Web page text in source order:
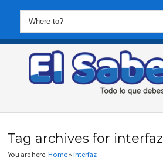
Tag archives for interfaz
You are here:Home »interfaz